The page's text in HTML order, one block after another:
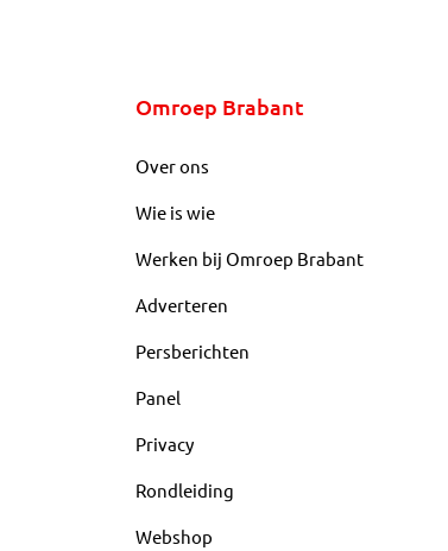
Omroep Brabant
Over ons
Wie is wie
Werken bij Omroep Brabant
Adverteren
Persberichten
Panel
Privacy
Rondleiding
Webshop